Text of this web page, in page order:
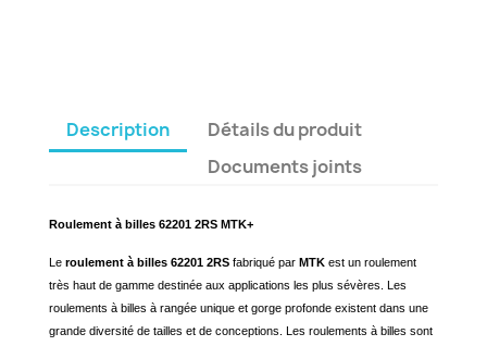
Description
Détails du produit
Documents joints
Roulement à billes 62201 2RS MTK+
Le roulement à billes 62201 2RS fabriqué par MTK est un roulement
très haut de gamme destinée aux applications les plus sévères. Les
roulements à billes à rangée unique et gorge profonde existent dans une
grande diversité de tailles et de conceptions. Les roulements à billes sont